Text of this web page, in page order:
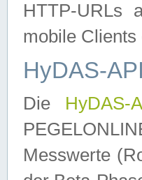
HTTP-URLs
mobile Clients
HyDAS-API
Die HyDAS-
Messwerte